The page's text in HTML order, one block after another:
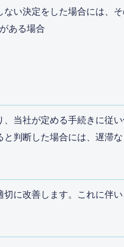
い決定をした場合には、そ
ある場合
当社が定める手続きに従
判断した場合には、遅滞
に改善します。これに伴